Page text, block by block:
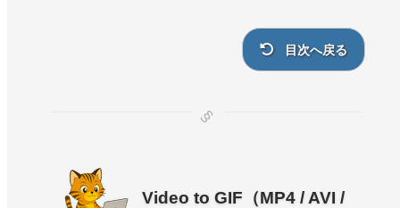
目次へ戻る
Video to GIF（MP4 / AVI /